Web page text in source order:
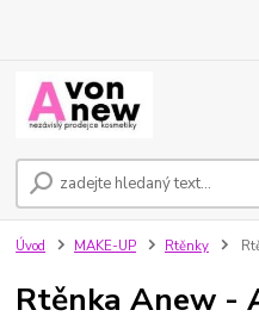
Úvod MAKE-UP Rtěnky
Rtěnka Anew -